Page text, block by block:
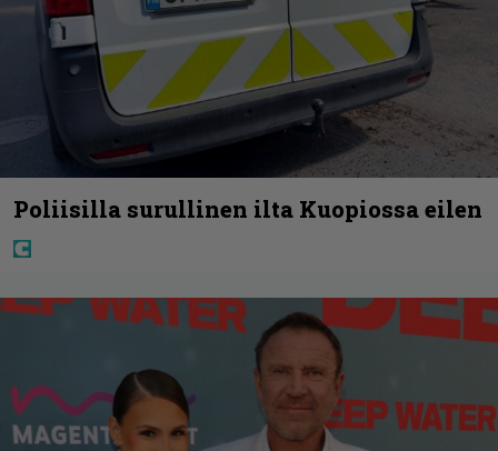
Poliisilla surullinen ilta Kuopiossa eilen